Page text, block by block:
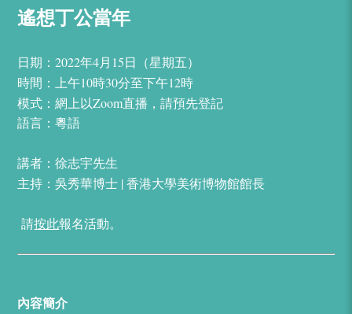
遙想丁公當年
日期：2022年4月15日（星期五）
時間：上午10時30分至下午12時
模式：網上以Zoom直播，請預先登記
語言：粵語
講者：徐志宇先生
主持：吳秀華博士 | 香港大學美術博物館館長
請按此報名活動。
內容簡介